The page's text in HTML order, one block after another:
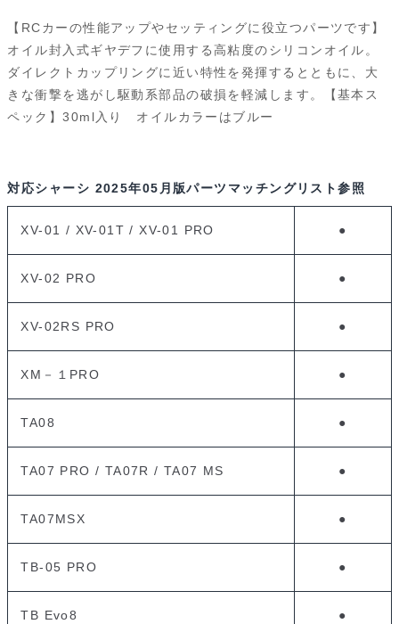
e
b
o
e e
s
k
d
i
t
s
a
g
n i
l
【RCカーの性能アップやセッティングに役立つパーツです】
オイル封入式ギヤデフに使用する高粘度のシリコンオイル。
ダイレクトカップリングに近い特性を発揮するとともに、大
きな衝撃を逃がし駆動系部品の破損を軽減します。【基本ス
ペック】30ml入り オイルカラーはブルー
対応シャーシ 2025年05月版パーツマッチングリスト参照
XV-01 / XV-01T / XV-01 PRO ●
XV-02 PRO ●
XV-02RS PRO ●
XM－１PRO ●
TA08 ●
TA07 PRO / TA07R / TA07 MS ●
TA07MSX ●
TB-05 PRO ●
TB Evo8 ●